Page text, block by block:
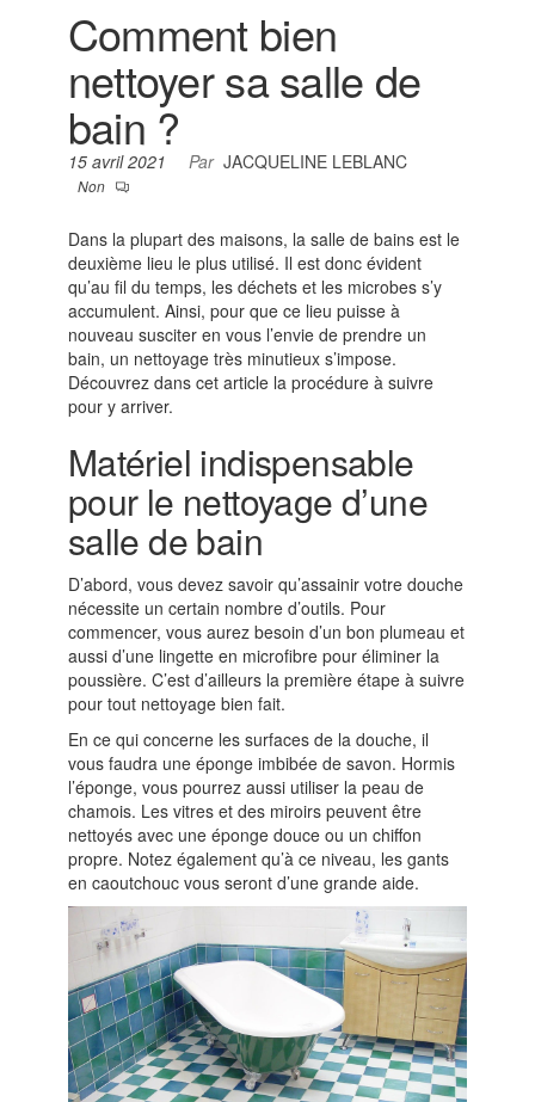
Comment bien
nettoyer sa salle de
bain ?
15 avril 2021 Par JACQUELINE LEBLANC
Non
Dans la plupart des maisons, la salle de bains est le
deuxième lieu le plus utilisé. Il est donc évident
qu’au fil du temps, les déchets et les microbes s’y
accumulent. Ainsi, pour que ce lieu puisse à
nouveau susciter en vous l’envie de prendre un
bain, un nettoyage très minutieux s’impose.
Découvrez dans cet article la procédure à suivre
pour y arriver.
Matériel indispensable
pour le nettoyage d’une
salle de bain
D’abord, vous devez savoir qu’assainir votre douche
nécessite un certain nombre d’outils. Pour
commencer, vous aurez besoin d’un bon plumeau et
aussi d’une lingette en microfibre pour éliminer la
poussière. C’est d’ailleurs la première étape à suivre
pour tout nettoyage bien fait.
En ce qui concerne les surfaces de la douche, il
vous faudra une éponge imbibée de savon. Hormis
l’éponge, vous pourrez aussi utiliser la peau de
chamois. Les vitres et des miroirs peuvent être
nettoyés avec une éponge douce ou un chiffon
propre. Notez également qu’à ce niveau, les gants
en caoutchouc vous seront d’une grande aide.